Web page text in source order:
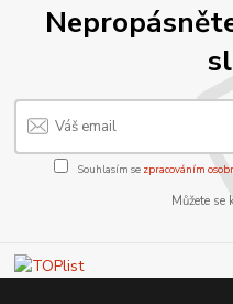
Souhlasím se zpracováním
Můžete